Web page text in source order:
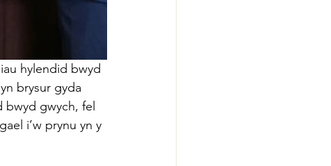
hylendid bwyd
brysur gyda
gwych, fel
i’w prynu yn y